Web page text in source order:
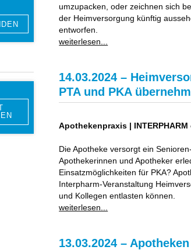
umzupacken, oder zeichnen sich
der Heimversorgung künftig
entworfen.
weiterlesen...
14.03.2024 –
PTA und PKA
Apothekenpraxis |
Die Apotheke versorgt ein
Apothekerinnen und Apotheker
Einsatzmöglichkeiten für PKA?
Interpharm-Veranstaltung
und Kollegen entlasten können.
weiterlesen...
13.03.2024 –